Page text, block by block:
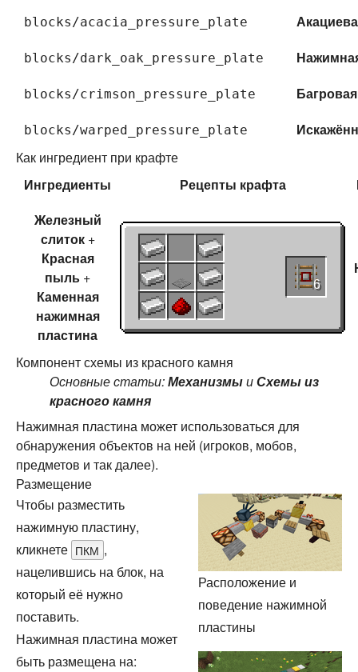
blocks/acacia_pressure_plate
blocks/dark_oak_pressure_plate
blocks/crimson_pressure_plate
blocks/warped_pressure_plate
Как ингредиент при крафте
Ингредиенты
Рецепты крафта
Железный
слиток+
Красная
пыль +
Каменная
нажимная
пластина
6
Компонент схемы из красного камня
Основные статьи:МеханизмыиСхемы из
красного камня
Нажимная пластина может использоваться для
обнаружения объектов на ней (игроков, мобов,
предметов и так далее).
Размещение
Расположение и
поведение нажимной
пластины
Чтобы разместить
нажимную пластину,
кликнете ПКМ ,
нацелившись на блок, на
который её нужно
поставить.
Нажимная пластина может
быть размещена на: